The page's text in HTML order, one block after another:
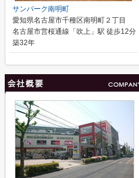
サンパーク南明町
愛知県名古屋市千種区南明町２丁目
名古屋市営桜通線「吹上」駅 徒歩12分
築32年